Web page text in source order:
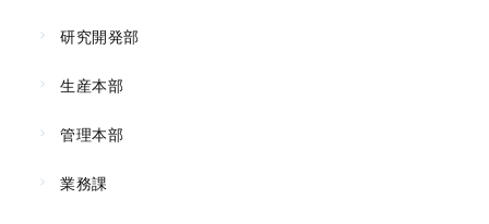
研究開発部
生産本部
管理本部
業務課